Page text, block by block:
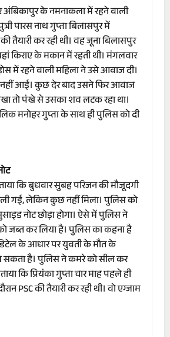
अंबिकापुर के नमनाकला में रहने वाली
पारस नाथ गुप्ता बिलासपुर में
की तैयारी कर रही थी। वह जूना बिलासपुर
किराए के मकान में रहती थी। मंगलवार
में रहने वाली महिला ने उसे आवाज दी।
आई। कुछ देर बाद उसने फिर आवाज
तो पंखे से उसका शव लटक रहा था।
मनोहर गुप्ता के साथ ही पुलिस को दी
कि बुधवार सुबह परिजन की मौजूदगी
गई, लेकिन कुछ नहीं मिला। पुलिस को
नोट छोड़ा होगा। ऐसे में पुलिस ने
जब्त कर लिया है। पुलिस का कहना है
के आधार पर युवती के मौत के
सकता है। पुलिस ने कमरे को सील कर
कि प्रियंका गुप्ता चार माह पहले ही
PSC की तैयारी कर रही थी। वो एग्जाम